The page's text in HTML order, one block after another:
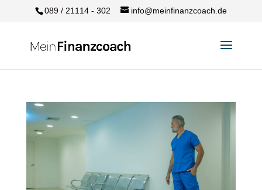
089 / 21114 - 302 info@meinfinanzcoach.de